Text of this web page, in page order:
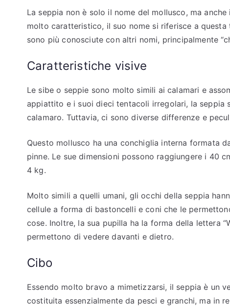
La seppia non è solo il nome del mollusco, ma
molto caratteristico, il suo nome si riferisce a
sono più conosciute con altri nomi, principalmente
Caratteristiche visive
Le sibe o seppie sono molto simili ai calamari e
appiattito e i suoi dieci tentacoli irregolari, la seppia
calamaro. Tuttavia, ci sono diverse differenze e
Questo mollusco ha una conchiglia interna formata
pinne. Le sue dimensioni possono raggiungere i 40
4 kg.
Molto simili a quelli umani, gli occhi della seppia
cellule a forma di bastoncelli e coni che le
cose. Inoltre, la sua pupilla ha la forma della lettera
permettono di vedere davanti e dietro.
Cibo
Essendo molto bravo a mimetizzarsi, il seppia è un
costituita essenzialmente da pesci e granchi, ma in